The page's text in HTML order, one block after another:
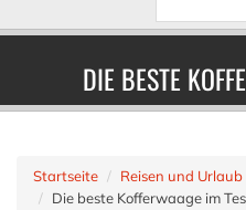
DIE BESTE
Startseite Reisen und Urlaub
Die beste Kofferwaage im